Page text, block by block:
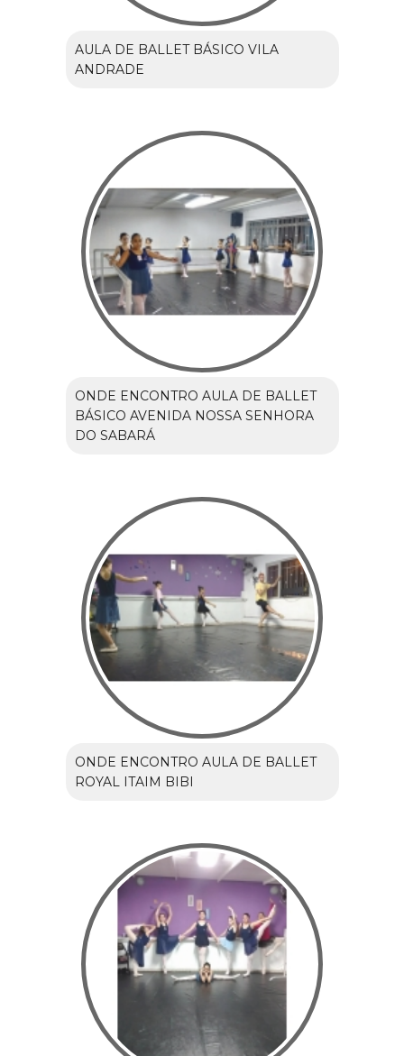
AULA DE BALLET BÁSICO VILA
ANDRADE
ONDE ENCONTRO AULA DE BALLET
BÁSICO AVENIDA NOSSA SENHORA
DO SABARÁ
ONDE ENCONTRO AULA DE BALLET
ROYAL ITAIM BIBI